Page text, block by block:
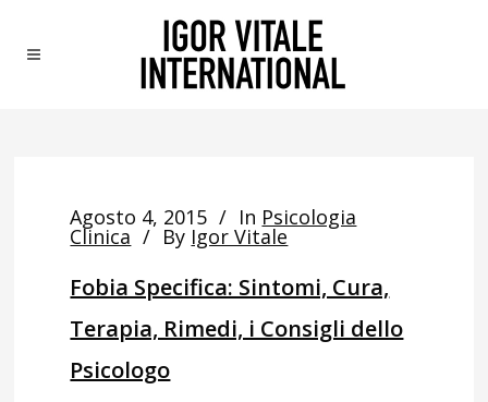
Agosto 4, 2015 In Psicologia
Clinica By Igor Vitale
Fobia Specifica: Sintomi, Cura,
Terapia, Rimedi, i Consigli dello
Psicologo